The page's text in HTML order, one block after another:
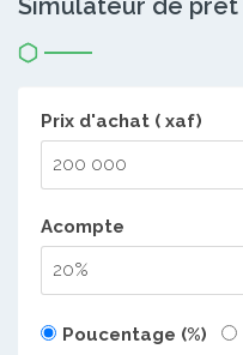
Prix d'achat ( xaf)
Acompte
Poucentage (%)